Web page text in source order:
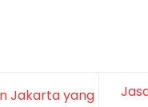
Jakarta yang